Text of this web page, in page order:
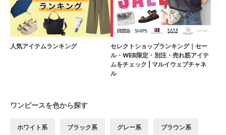
人気アイテムランキング
セレクトショップランキング｜セー
ル・WEB限定・別注・売れ筋アイテ
ムをチェック | マルイウェブチャネ
ル
ワンピースを色から探す
ホワイト系 ブラック系 グレー系 ブラウン系